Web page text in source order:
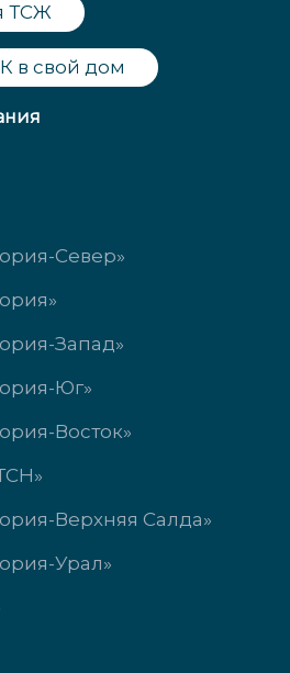
ТСЖ
в свой дом
Север»
Запад»
Юг»
Восток»
Верхняя Салда»
Урал»